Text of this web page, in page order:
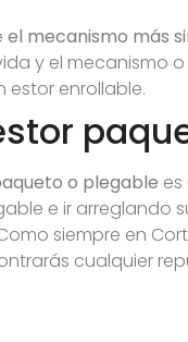
el mecanismo más
y el mecanismo
enrollable.
o plegable
e ir arreglando
siempre en
cualquier